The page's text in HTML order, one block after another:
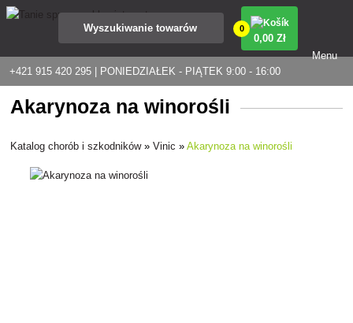
+421 915 420 295 | PONIEDZIAŁEK - PIĄTEK 9:00 - 16:00
0
0,00 Zł
Menu
Akarynoza na winorośli
Katalog chorób i szkodników»Vinic »Akarynoza na winorośli